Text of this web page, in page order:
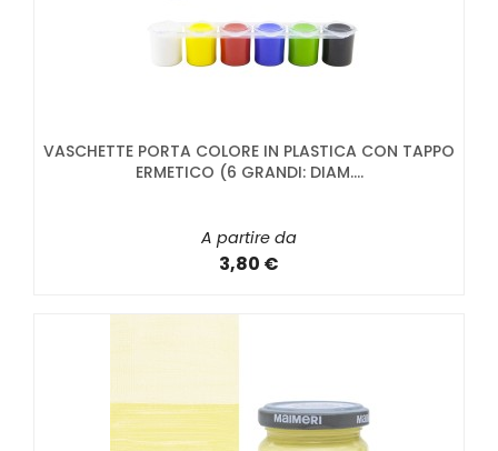
VASCHETTE PORTA COLORE IN PLASTICA CON TAPPO
ERMETICO (6 GRANDI: DIAM....
A partire da
3,80 €